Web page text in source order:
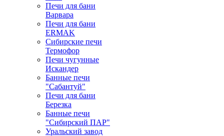
Печи для бани
Варвара
Печи для бани
ERMAK
Сибирские печи
Термофор
Печи чугунные
Искандер
Банные печи
"Сабантуй"
Печи для бани
Березка
Банные печи
"Сибирский ПАР"
Уральский завод